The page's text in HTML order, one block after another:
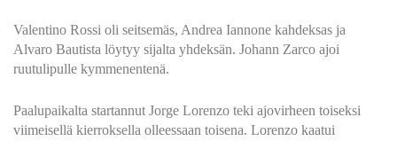
Valentino Rossi oli seitsemäs, Andrea Iannone kahdeksas ja
Alvaro Bautista löytyy sijalta yhdeksän. Johann Zarco ajoi
ruutulipulle kymmenentenä.
Paalupaikalta startannut Jorge Lorenzo teki ajovirheen toiseksi
viimeisellä kierroksella olleessaan toisena. Lorenzo kaatui